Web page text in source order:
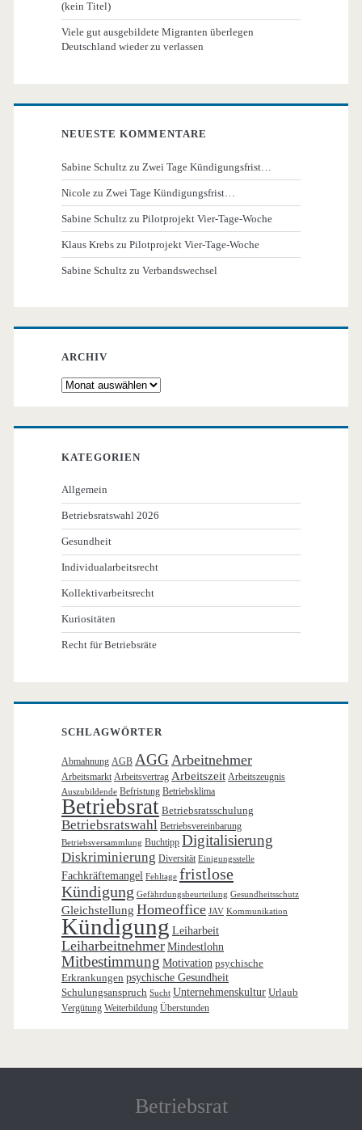
(kein Titel)
Viele gut ausgebildete Migranten überlegen
Deutschland wieder zu verlassen
NEUESTE KOMMENTARE
Sabine Schultz zu Zwei Tage Kündigungsfrist…
Nicole zu Zwei Tage Kündigungsfrist…
Sabine Schultz zuPilotprojekt Vier-Tage-Woche
Klaus Krebs zuPilotprojekt Vier-Tage-Woche
Sabine Schultz zuVerbandswechsel
ARCHIV
Archiv
KATEGORIEN
Allgemein
Betriebsratswahl 2026
Gesundheit
Individualarbeitsrecht
Kollektivarbeitsrecht
Kuriositäten
Recht für Betriebsräte
SCHLAGWÖRTER
Abmahnung AGB AGG Arbeitnehmer
Arbeitsmarkt Arbeitsvertrag Arbeitszeit Arbeitszeugnis
Auszubildende Befristung Betriebsklima
Betriebsrat Betriebsratsschulung
Betriebsratswahl Betriebsvereinbarung
Betriebsversammlung Buchtipp Digitalisierung
Diskriminierung Diversität Einigungsstelle
Fachkräftemangel Fehltage fristlose
Kündigung Gefährdungsbeurteilung Gesundheitsschutz
Gleichstellung Homeoffice JAV Kommunikation
Kündigung Leiharbeit
Leiharbeitnehmer Mindestlohn
Mitbestimmung Motivation psychische
Erkrankungen psychische Gesundheit
Schulungsanspruch Sucht Unternehmenskultur Urlaub
Vergütung Weiterbildung Überstunden
Betriebsrat